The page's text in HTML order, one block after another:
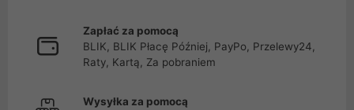
Zapłać za pomocą
BLIK, BLIK Płacę Później, PayPo, Przelewy24,
Raty, Kartą, Za pobraniem
Wysyłka za pomocą